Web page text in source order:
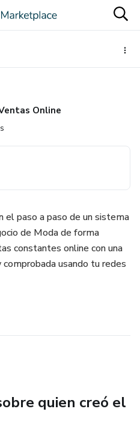
Online
el paso a paso de un sistema
de Moda de forma
constantes online con una
usando tu redes
quien creó el